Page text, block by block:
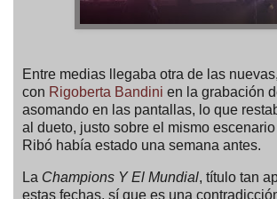
Entre medias llegaba otra de las nuevas,
con Rigoberta Bandini en la grabación
asomando en las pantallas, lo que
al dueto, justo sobre el mismo
Ribó había estado una semana antes.
La Champions Y El Mundial, título tan
estas fechas, sí que es una